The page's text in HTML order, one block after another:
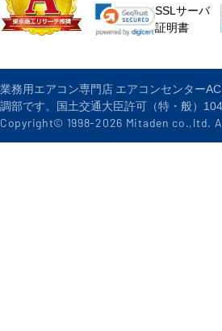
SSLサーバ
証明書
業務用エアコン専門店 エアコンセンター
調部です。国土交通大臣許可（特・般）
Copyright© 1998-2026 Mitaden co.,ltd.